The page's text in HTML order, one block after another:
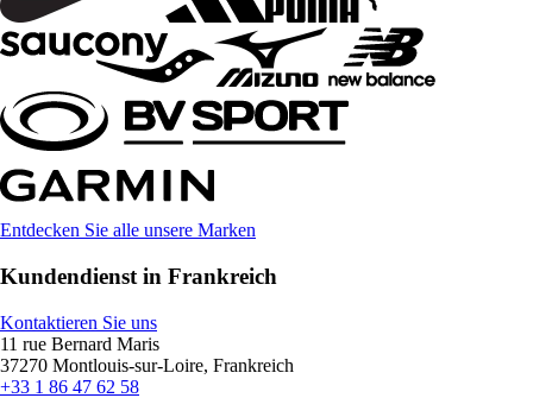
Entdecken Sie alle unsere Marken
Kundendienst in Frankreich
Kontaktieren Sie uns
11 rue Bernard Maris
37270 Montlouis-sur-Loire, Frankreich
+33 1 86 47 62 58